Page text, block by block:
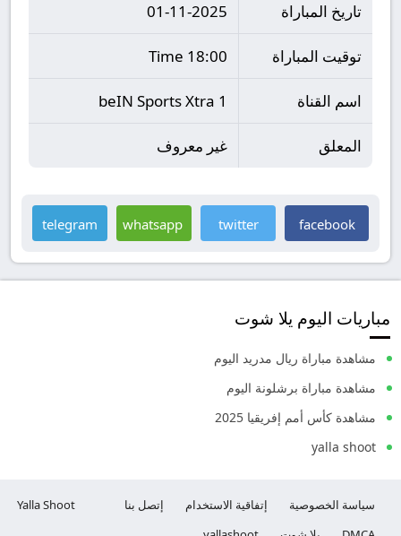
تاريخ المباراة 01-11-2025
توقيت المباراة 18:00 Time
اسم القناة beIN Sports Xtra 1
المعلق غير معروف
facebook
twitter
whatsapp
telegram
مباريات اليوم يلا شوت
مشاهدة مباراة ريال مدريد اليوم
مشاهدة مباراة برشلونة اليوم
مشاهدة كأس أمم إفريقيا 2025
yalla shoot
Yalla Shoot سياسة الخصوصية إتفاقية الاستخدام
إتصل بنا